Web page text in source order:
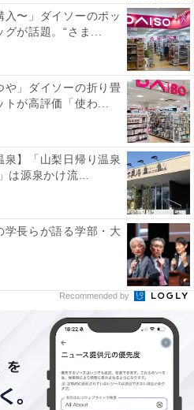
入〜」ダイソーのポッ
が話題。“さま...
や」ダイソーの折り畳
が高評価「使わ...
泉】「山梨日帰り温泉
は源泉かけ流...
長らが語る学部・大
Recommended by